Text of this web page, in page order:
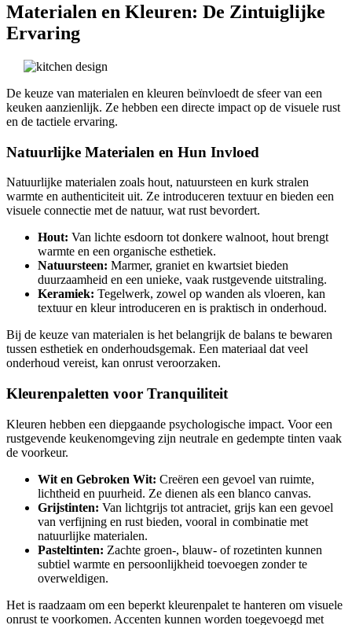
Materialen en Kleuren: De Zintuiglijke
Ervaring
De keuze van materialen en kleuren beïnvloedt de sfeer van een
keuken aanzienlijk. Ze hebben een directe impact op de visuele rust
en de tactiele ervaring.
Natuurlijke Materialen en Hun Invloed
Natuurlijke materialen zoals hout, natuursteen en kurk stralen
warmte en authenticiteit uit. Ze introduceren textuur en bieden een
visuele connectie met de natuur, wat rust bevordert.
Hout: Van lichte esdoorn tot donkere walnoot, hout brengt
warmte en een organische esthetiek.
Natuursteen: Marmer, graniet en kwartsiet bieden
duurzaamheid en een unieke, vaak rustgevende uitstraling.
Keramiek: Tegelwerk, zowel op wanden als vloeren, kan
textuur en kleur introduceren en is praktisch in onderhoud.
Bij de keuze van materialen is het belangrijk de balans te bewaren
tussen esthetiek en onderhoudsgemak. Een materiaal dat veel
onderhoud vereist, kan onrust veroorzaken.
Kleurenpaletten voor Tranquiliteit
Kleuren hebben een diepgaande psychologische impact. Voor een
rustgevende keukenomgeving zijn neutrale en gedempte tinten vaak
de voorkeur.
Wit en Gebroken Wit: Creëren een gevoel van ruimte,
lichtheid en puurheid. Ze dienen als een blanco canvas.
Grijstinten: Van lichtgrijs tot antraciet, grijs kan een gevoel
van verfijning en rust bieden, vooral in combinatie met
natuurlijke materialen.
Pasteltinten: Zachte groen-, blauw- of rozetinten kunnen
subtiel warmte en persoonlijkheid toevoegen zonder te
overweldigen.
Het is raadzaam om een beperkt kleurenpalet te hanteren om visuele
onrust te voorkomen. Accenten kunnen worden toegevoegd met